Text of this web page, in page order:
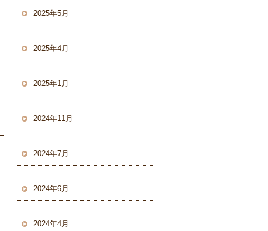
2025年5月
2025年4月
2025年1月
2024年11月
2024年7月
2024年6月
2024年4月